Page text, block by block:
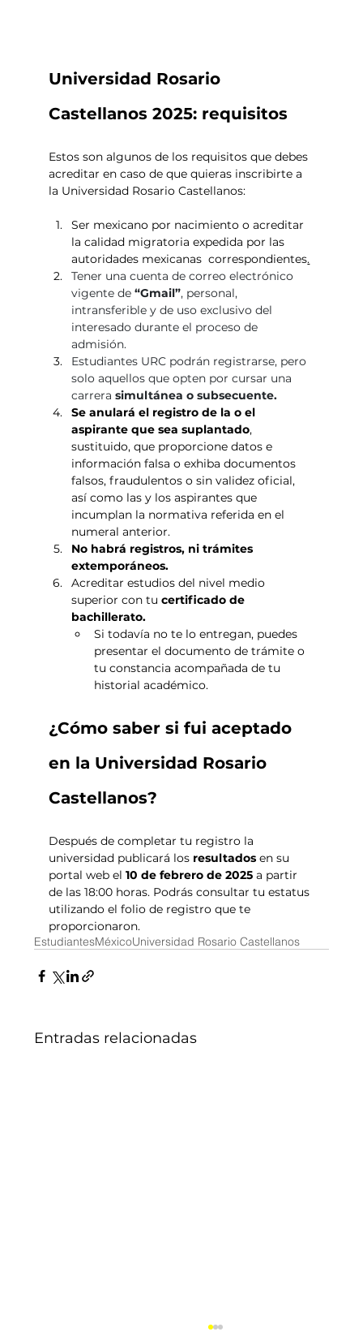
Universidad Rosario
Castellanos 2025: requisitos
Estos son algunos de los requisitos que debes
acreditar en caso de que quieras inscribirte a
la Universidad Rosario Castellanos:
Ser mexicano por nacimiento o acreditar
la calidad migratoria expedida por las
autoridades mexicanas  correspondientes.
Tener una cuenta de correo electrónico
vigente de “Gmail”, personal,
intransferible y de uso exclusivo del
interesado durante el proceso de
admisión.
Estudiantes URC podrán registrarse, pero
solo aquellos que opten por cursar una
carrera simultánea o subsecuente.
Se anulará el registro de la o el
aspirante que sea suplantado,
sustituido, que proporcione datos e
información falsa o exhiba documentos
falsos, fraudulentos o sin validez oficial,
así como las y los aspirantes que
incumplan la normativa referida en el
numeral anterior.
No habrá registros, ni trámites
extemporáneos.
Acreditar estudios del nivel medio
superior con tu certificado de
bachillerato.
Si todavía no te lo entregan, puedes
presentar el documento de trámite o
tu constancia acompañada de tu
historial académico.
¿Cómo saber si fui aceptado
en la Universidad Rosario
Castellanos?
Después de completar tu registro la
universidad publicará los resultados en su
portal web el 10 de febrero de 2025 a partir
de las 18:00 horas. Podrás consultar tu estatus
utilizando el folio de registro que te
proporcionaron.
EstudiantesMéxicoUniversidad Rosario Castellanos
Entradas relacionadas